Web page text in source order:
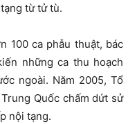
từ tử tù.
100 ca phẫu thuật, bác
những ca thu hoạch
ngoài. Năm 2005, Tổ
Quốc chấm dứt sử
nội tạng.